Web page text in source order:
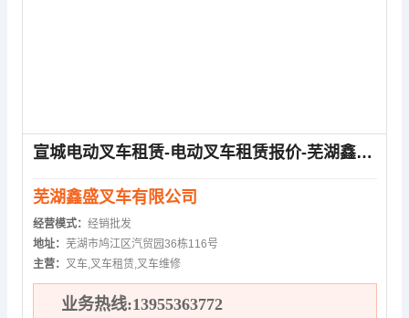
宣城电动叉车租赁-电动叉车租赁报价-芜湖鑫盛叉车回收公司
芜湖鑫盛叉车有限公司
经营模式： 经销批发
地址： 芜湖市鸠江区汽贸园36栋116号
主营： 叉车,叉车租赁,叉车维修
业务热线:13955363772